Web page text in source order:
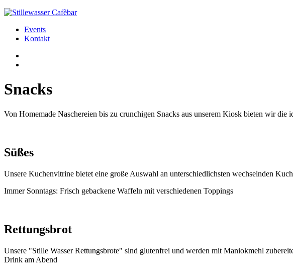
Events
Kontakt
Snacks
Von Homemade Naschereien bis zu crunchigen Snacks aus unserem Kiosk bieten wir
Süßes
Unsere Kuchenvitrine bietet eine große Auswahl an unterschiedlichsten wechselnden
Immer Sonntags: Frisch gebackene Waffeln mit verschiedenen Toppings
Rettungsbrot
Unsere "Stille Wasser Rettungsbrote" sind glutenfrei und werden mit Maniokmehl
Drink am Abend